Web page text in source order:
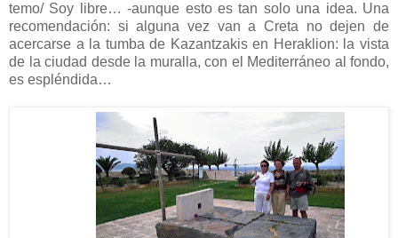
temo/ Soy libre… -aunque esto es tan solo una idea. Una
recomendación: si alguna vez van a Creta no dejen de
acercarse a la tumba de Kazantzakis en Heraklion: la vista
de la ciudad desde la muralla, con el Mediterráneo al fondo,
es espléndida…